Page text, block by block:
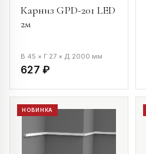
Карниз GPD-201 LED
2м
В 45 × Г 27 × Д 2000 мм
627 ₽
НОВИНКА